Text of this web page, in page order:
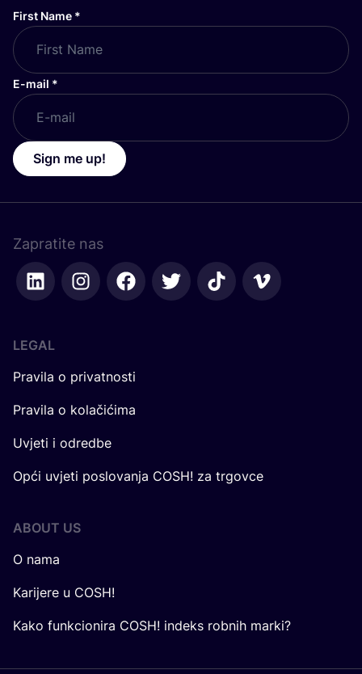
First Name *
E-mail *
Sign me up!
Zapratite nas
LEGAL
Pravila o privatnosti
Pravila o kolačićima
Uvjeti i odredbe
Opći uvjeti poslovanja COSH! za trgovce
ABOUT US
O nama
Karijere u COSH!
Kako funkcionira COSH! indeks robnih marki?